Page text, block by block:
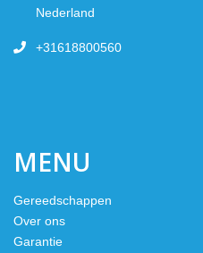
Nederland
+31618800560
MENU
Gereedschappen
Over ons
Garantie